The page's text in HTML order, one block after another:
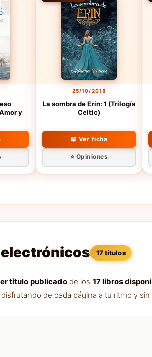
y
25/10/2018
La sombra de Erin: 1 (Trilogía
Celtic)
📖 Ver ficha
⭐ Opiniones
17 títulos
título publicado de los 17 libros
de cada página a tu ritmo y